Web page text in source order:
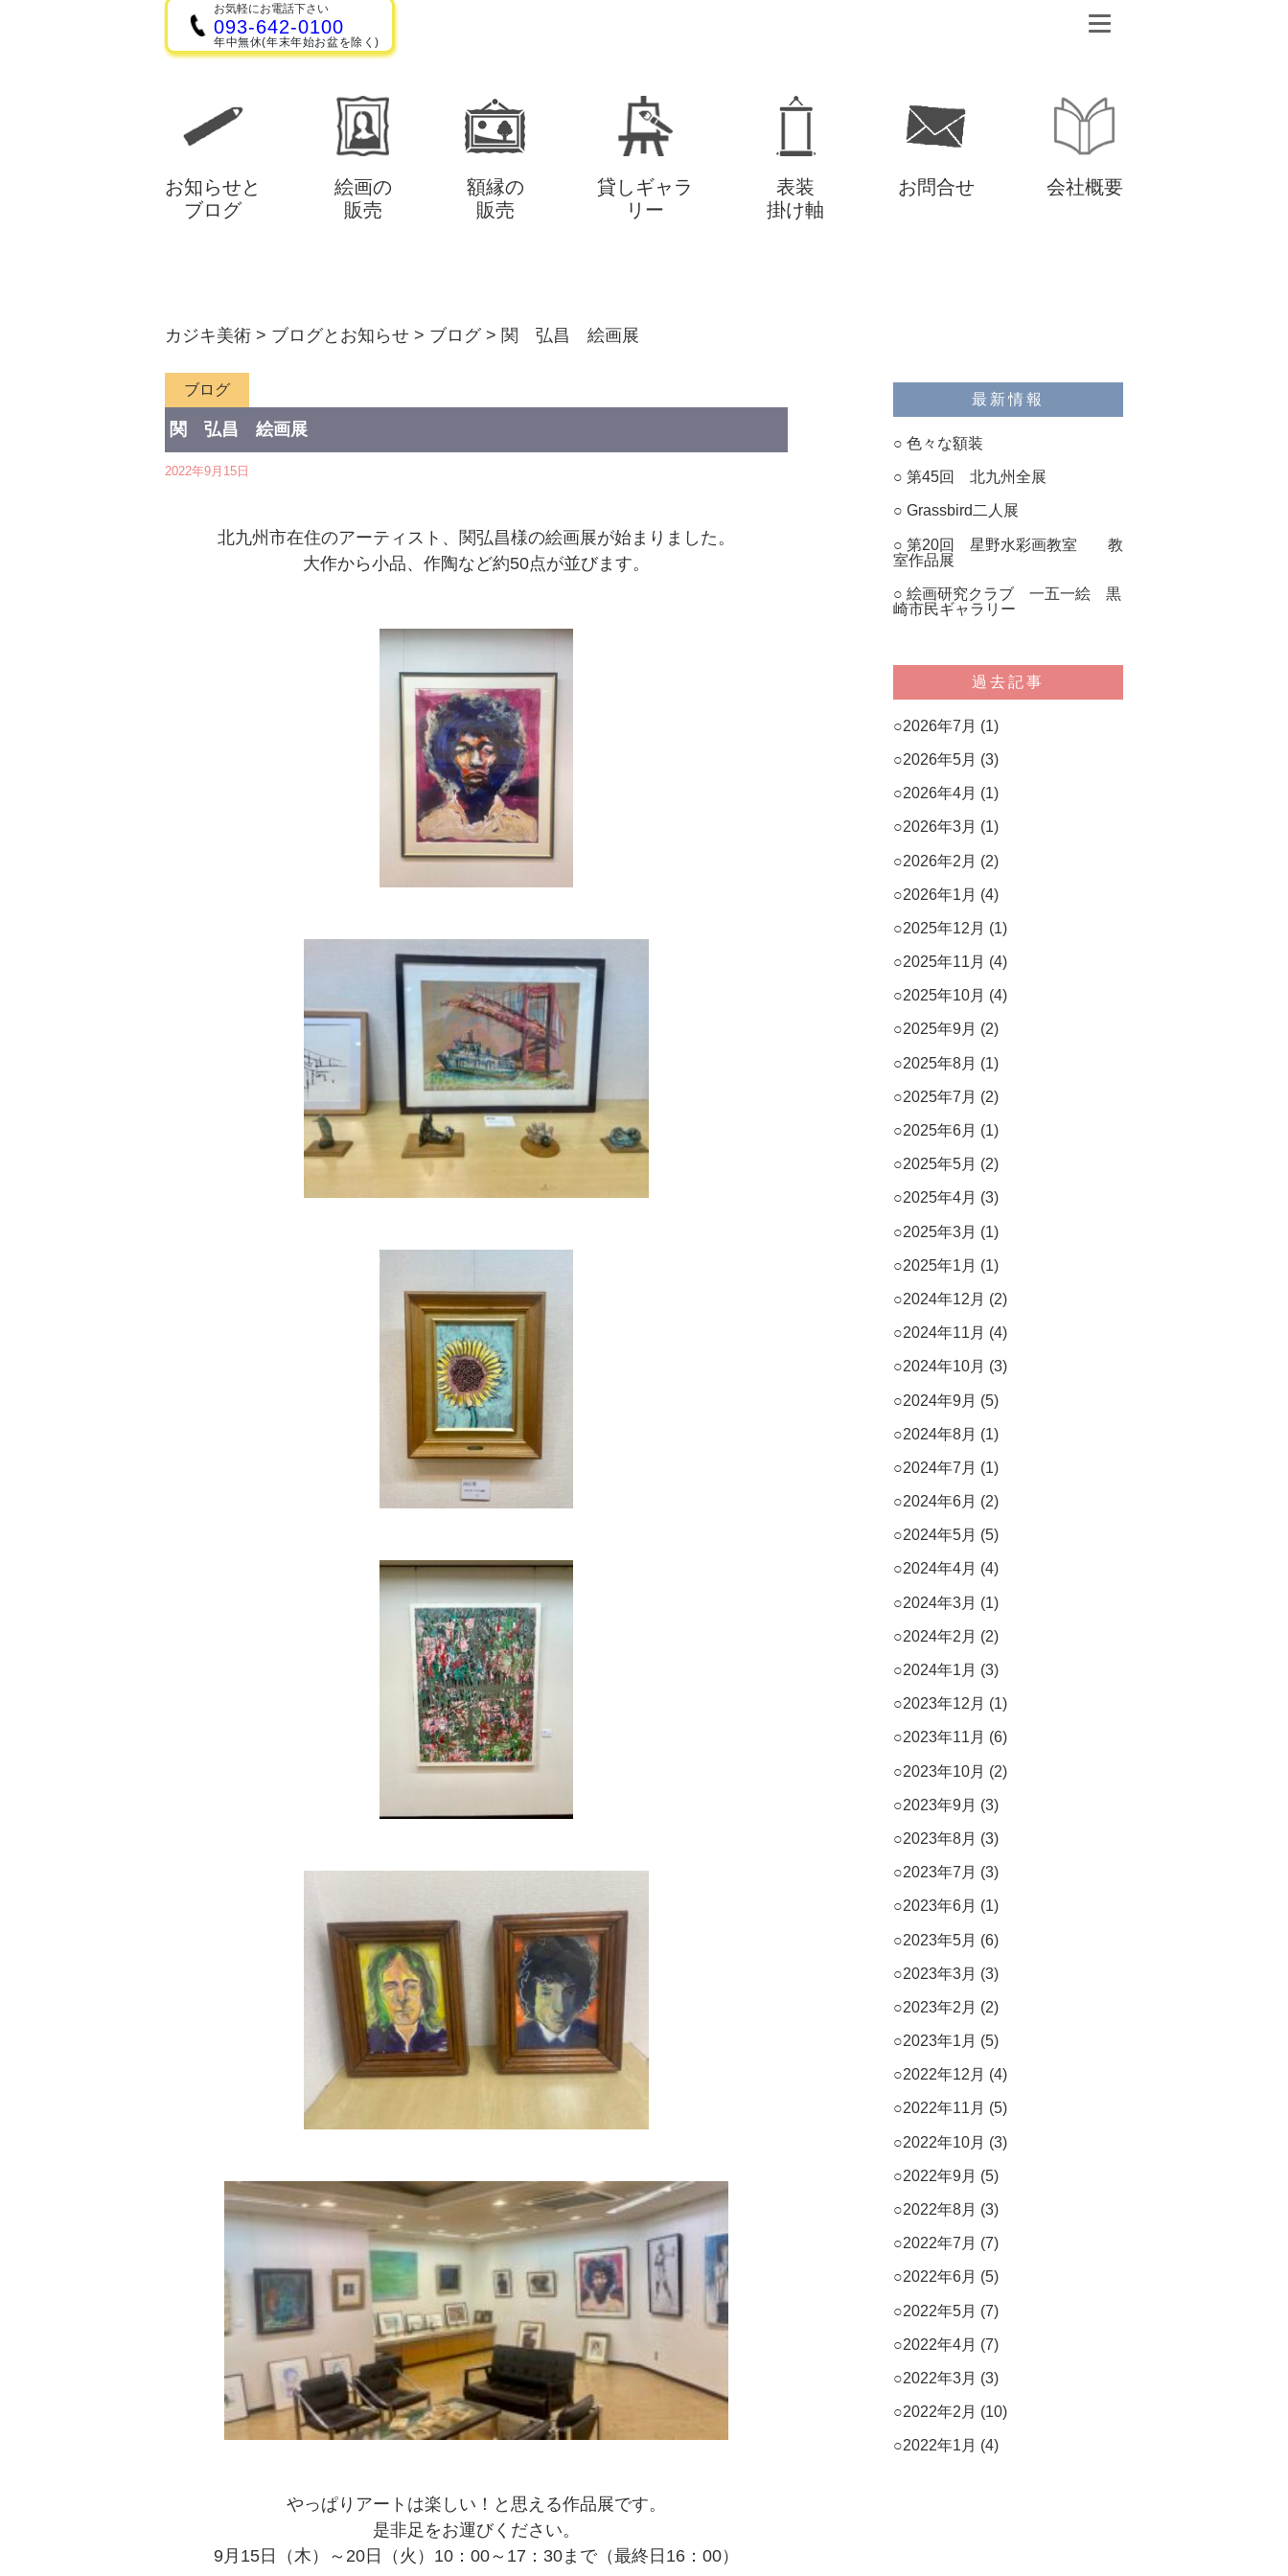
お気軽にお電話下さい
093-642-0100
年中無休(年末年始お盆を除く)
お知らせと
ブログ
絵画の
販売
額縁の
販売
貸しギャラ
リー
表装
掛け軸
お問合せ 会社概要
カジキ美術 > ブログとお知らせ > ブログ> 関 弘昌 絵画展
ブログ
関 弘昌 絵画展
2022年9月15日
北九州市在住のアーティスト、関弘昌様の絵画展が始まりました。
大作から小品、作陶など約50点が並びます。
やっぱりアートは楽しい！と思える作品展です。
是非足をお運びください。
9月15日（木）～20日（火）10：00～17：30まで（最終日16：00）
最新情報
色々な額装
第45回 北九州全展
Grassbird二人展
第20回 星野水彩画教室 教
室作品展
絵画研究クラブ 一五一絵 黒
崎市民ギャラリー
過去記事
2026年7月 (1)
2026年5月 (3)
2026年4月 (1)
2026年3月 (1)
2026年2月 (2)
2026年1月 (4)
2025年12月 (1)
2025年11月 (4)
2025年10月 (4)
2025年9月 (2)
2025年8月 (1)
2025年7月 (2)
2025年6月 (1)
2025年5月 (2)
2025年4月 (3)
2025年3月 (1)
2025年1月 (1)
2024年12月 (2)
2024年11月 (4)
2024年10月 (3)
2024年9月 (5)
2024年8月 (1)
2024年7月 (1)
2024年6月 (2)
2024年5月 (5)
2024年4月 (4)
2024年3月 (1)
2024年2月 (2)
2024年1月 (3)
2023年12月 (1)
2023年11月 (6)
2023年10月 (2)
2023年9月 (3)
2023年8月 (3)
2023年7月 (3)
2023年6月 (1)
2023年5月 (6)
2023年3月 (3)
2023年2月 (2)
2023年1月 (5)
2022年12月 (4)
2022年11月 (5)
2022年10月 (3)
2022年9月 (5)
2022年8月 (3)
2022年7月 (7)
2022年6月 (5)
2022年5月 (7)
2022年4月 (7)
2022年3月 (3)
2022年2月 (10)
2022年1月 (4)